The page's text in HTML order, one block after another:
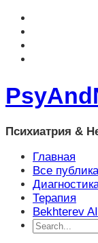
Психиатрия &
Главная
Все
Терапия
Bekhterev AI